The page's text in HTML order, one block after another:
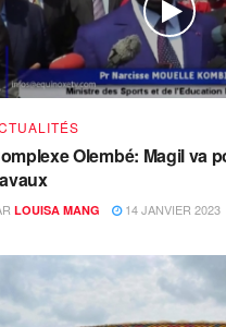
Olembé: Magil va
LOUISA MANG 14 JANVIER 2023